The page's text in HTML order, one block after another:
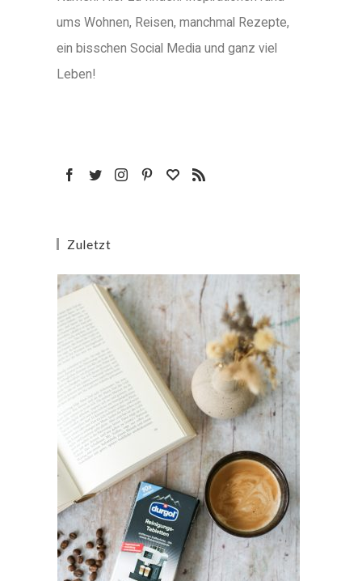
ums Wohnen, Reisen, manchmal Rezepte,
ein bisschen Social Media und ganz viel
Leben!
Zuletzt